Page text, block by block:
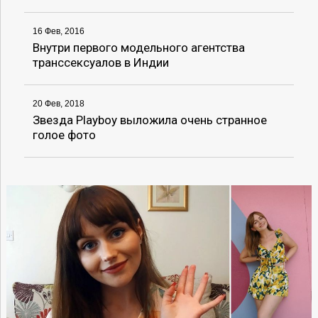
16 Фев, 2016
Внутри первого модельного агентства
транссексуалов в Индии
20 Фев, 2018
Звезда Playboy выложила очень странное
голое фото